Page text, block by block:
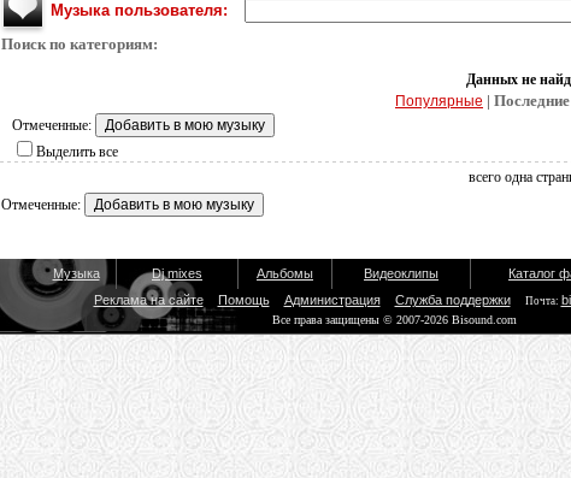
Музыка пользователя:
Поиск по категориям:
Данных не
Популярные |
Отмеченные:
Выделить все
всего одна
Отмеченные:
Музыка Dj mixes Альбомы Видеоклипы Каталог
Реклама на сайте
Помощь Администрация Служба поддержки Почта:
Все права защищены © 2007-2026 Bisound.com